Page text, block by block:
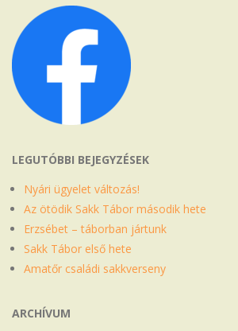
LEGUTÓBBI BEJEGYZÉSEK
Nyári ügyelet változás!
Az ötödik Sakk Tábor második hete
Erzsébet – táborban jártunk
Sakk Tábor első hete
Amatőr családi sakkverseny
ARCHÍVUM